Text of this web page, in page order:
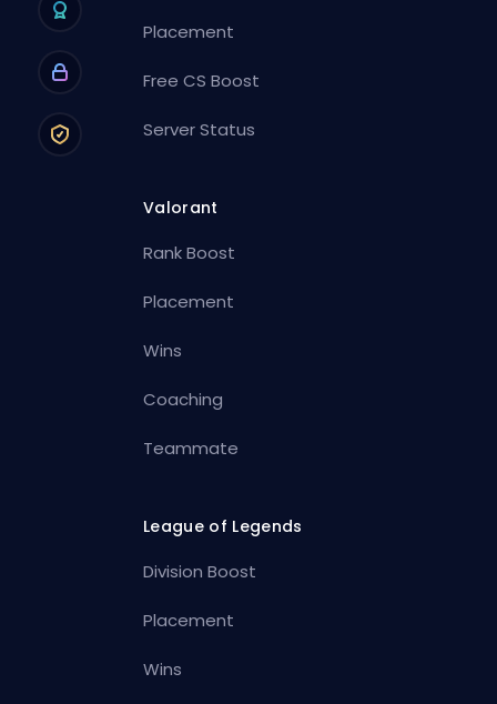
Placement
Free CS Boost
Server Status
Valorant
Rank Boost
Placement
Wins
Coaching
Teammate
League of Legends
Division Boost
Placement
Wins